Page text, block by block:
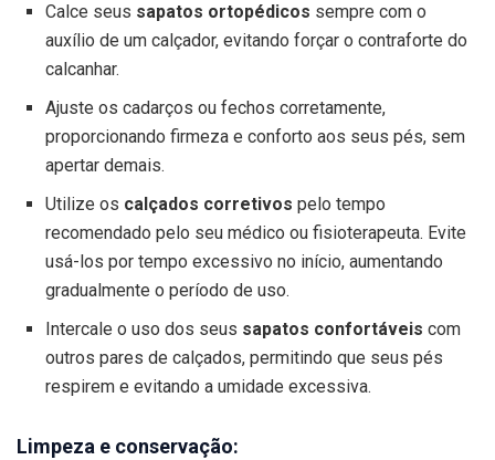
Calce seus sapatos ortopédicos sempre com o
auxílio de um calçador, evitando forçar o contraforte do
calcanhar.
Ajuste os cadarços ou fechos corretamente,
proporcionando firmeza e conforto aos seus pés, sem
apertar demais.
Utilize os calçados corretivos pelo tempo
recomendado pelo seu médico ou fisioterapeuta. Evite
usá-los por tempo excessivo no início, aumentando
gradualmente o período de uso.
Intercale o uso dos seus sapatos confortáveis com
outros pares de calçados, permitindo que seus pés
respirem e evitando a umidade excessiva.
Limpeza e conservação: